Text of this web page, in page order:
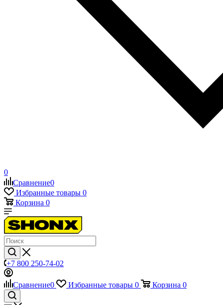
0
Сравнение0
Избранные товары 0
Корзина 0
+7 800 250-74-02
Сравнение0 Избранные товары 0 Корзина 0